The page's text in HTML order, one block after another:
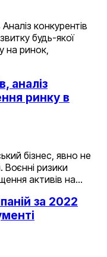
конкурентів
будь-якої
на ринок,
аналіз
ринку в
бізнес, явно не
ризики
активів на…
за 2022